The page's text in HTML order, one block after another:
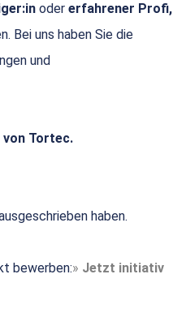
oder erfahrener Profi,
Bei uns haben Sie die
und
von Tortec.
haben.
bewerben:
Jetzt initiativ